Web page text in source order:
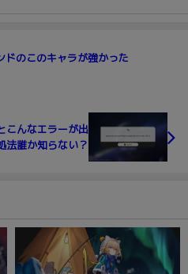
ドのこのキャラが強かった
こんなエラーが出
誰か知らない？